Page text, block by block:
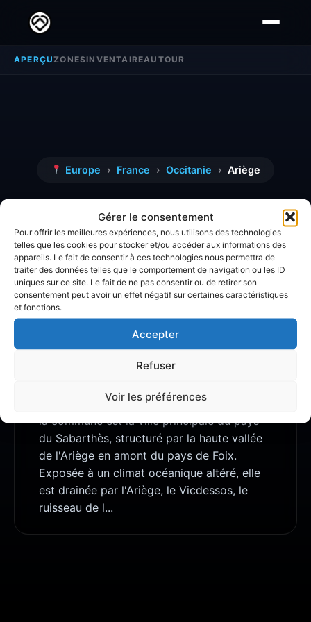
Gérer le consentement
Pour offrir les meilleures expériences, nous utilisons des technologies
telles que les cookies pour stocker et/ou accéder aux informations des
appareils. Le fait de consentir à ces technologies nous permettra de
traiter des données telles que le comportement de navigation ou les ID
uniques sur ce site. Le fait de ne pas consentir ou de retirer son
consentement peut avoir un effet négatif sur certaines caractéristiques
et fonctions.
Accepter
Refuser
Voir les préférences
APERÇUZONESINVENTAIREAUTOUR
Europe › France › Occitanie › Ariège
Ariège
Découvrez toutes les informations, avis et
analyses détaillées concernant la zoneAriège
À PROPOS DE ARIÈGE
Tarascon-sur-Ariège (en occitan : Tarascon
d'Arièja) est une commune française, située
Occitanie. Sur le plan historique et culturel,
la commune est la ville principale du pays
du Sabarthès, structuré par la haute vallée
de l'Ariège en amont du pays de Foix.
Exposée à un climat océanique altéré, elle
est drainée par l'Ariège, le Vicdessos, le
ruisseau de l...